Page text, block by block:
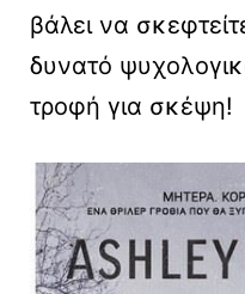
βάλει να
δυνατό
τροφή για σκέψη!